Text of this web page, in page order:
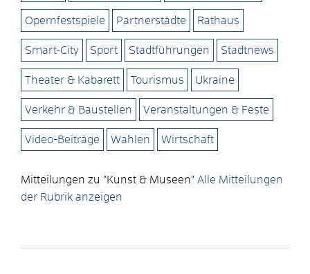
Opernfestspiele Partnerstädte Rathaus
Smart-City Sport Stadtführungen Stadtnews
Theater & Kabarett Tourismus Ukraine
Verkehr & Baustellen Veranstaltungen & Feste
Video-Beiträge Wahlen Wirtschaft
Mitteilungen zu "Kunst & Museen" Alle Mitteilungen
der Rubrik anzeigen